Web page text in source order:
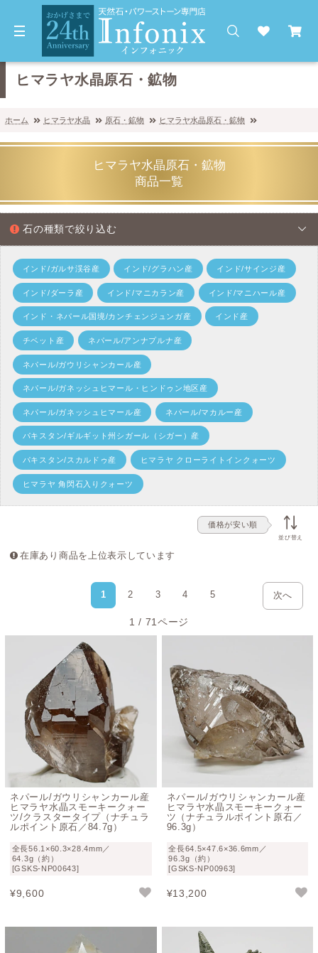
ヒマラヤ水晶原石・鉱物
ホーム ヒマラヤ水晶 原石・鉱物 ヒマラヤ水晶原石・鉱物
ヒマラヤ水晶原石・鉱物
商品一覧
石の種類で絞り込む
インド/ガルサ渓谷産 インド/グラハン産 インド/サインジ産
インド/ダーラ産 インド/マニカラン産 インド/マニハール産
インド・ネパール国境/カンチェンジュンガ産 インド産
チベット産 ネパール/アンナプルナ産
ネパール/ガウリシャンカール産
ネパール/ガネッシュヒマール・ヒンドゥン地区産
ネパール/ガネッシュヒマール産 ネパール/マカルー産
パキスタン/ギルギット州シガール（シガー）産
パキスタン/スカルドゥ産 ヒマラヤ クローライトインクォーツ
ヒマラヤ 角閃石入りクォーツ
価格が安い順
並び替え
在庫あり商品を上位表示しています
1 2 3 4 5 次へ
1 / 71ページ
ネパール/ガウリシャンカール産
ヒマラヤ水晶スモーキークォー
ツ/クラスタータイプ（ナチュラ
ルポイント原石／84.7g）
全長56.1×60.3×28.4mm／
64.3g（約）
[GSKS-NP00643]
¥9,600
ネパール/ガウリシャンカール産
ヒマラヤ水晶スモーキークォー
ツ（ナチュラルポイント原石／
96.3g）
全長64.5×47.6×36.6mm／
96.3g（約）
[GSKS-NP00963]
¥13,200